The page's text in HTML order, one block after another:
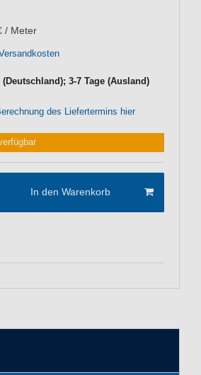
/ Meter
(Deutschland); 3-7 Tage (Ausland)
des Liefertermins hier
In den Warenkorb